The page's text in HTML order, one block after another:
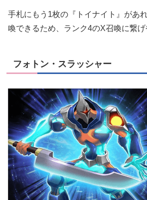
手札にもう1枚の『トイナイト』があ
喚できるため、ランク4のX召喚に繋げ
フォトン・スラッシャー